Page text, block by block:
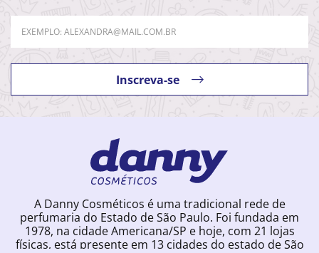
Inscreva-se
A Danny Cosméticos é uma tradicional rede de
perfumaria do Estado de São Paulo. Foi fundada em
1978, na cidade Americana/SP e hoje, com 21 lojas
físicas, está presente em 13 cidades do estado de São